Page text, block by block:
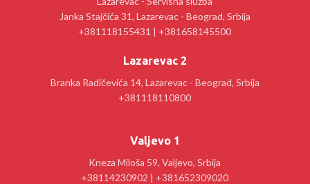
Janka Stajčića 31, Lazarevac - Beograd, Srbija
+381118155431 | +381658145500
Lazarevac 2
Branka Radičevića 14, Lazarevac - Beograd, Srbija
+381118110800
Valjevo 1
Kneza Miloša 59, Valjevo, Srbija
+38114230902 | +381652309020